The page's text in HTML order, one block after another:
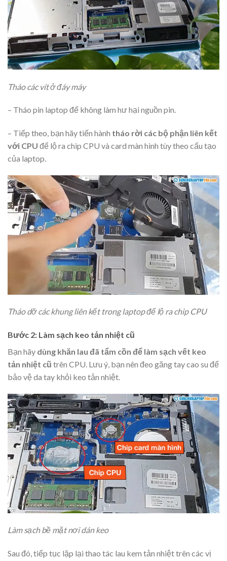
Tháo các vít ở đáy máy
– Tháo pin laptop để không làm hư hại nguồn pin.
– Tiếp theo, bạn hãy tiến hành tháo rời các bộ phận liên kết
với CPU để lộ ra chip CPU và card màn hình tùy theo cấu tạo
của laptop.
Tháo dỡ các khung liên kết trong laptop để lộ ra chip CPU
Bước 2: Làm sạch keo tản nhiệt cũ
Bạn hãy dùng khăn lau đã tẩm cồn để làm sạch vết keo
tản nhiệt cũ trên CPU. Lưu ý, bạn nên đeo găng tay cao su để
bảo vệ da tay khỏi keo tản nhiệt.
Làm sạch bề mặt nơi dán keo
Sau đó, tiếp tục lặp lại thao tác lau kem tản nhiệt trên các vị